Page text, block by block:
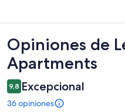
Opiniones
Opiniones de
Apartments
9,8 Excepcional
36 opiniones